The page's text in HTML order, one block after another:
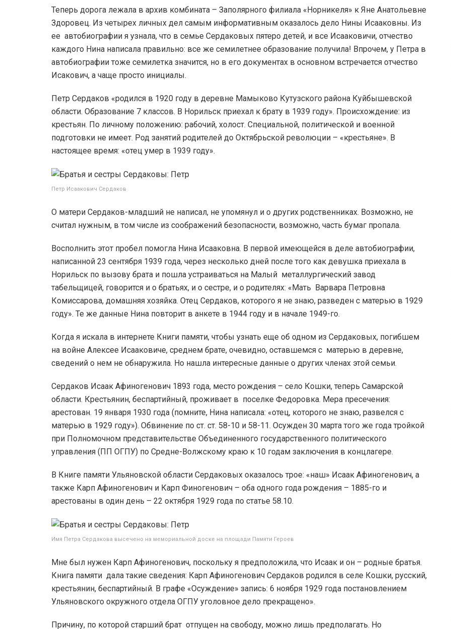
Теперь дорога лежала в архив комбината – Заполярного филиала «Норникеля» к Яне Анатольевне
Здоровец. Из четырех личных дел самым информативным оказалось дело Нины Исааковны. Из
ее автобиографии я узнала, что в семье Сердаковых пятеро детей, и все Исааковичи, отчество
каждого Нина написала правильно: все же семилетнее образование получила! Впрочем, у Петра в
автобиографии тоже семилетка значится, но в его документах в основном встречается отчество
Исакович, а чаще просто инициалы.
Петр Сердаков «родился в 1920 году в деревне Мамыково Кутузского района Куйбышевской
области. Образование 7 классов. В Норильск приехал к брату в 1939 году». Происхождение: из
крестьян. По личному положению: рабочий, холост. Специальной, политической и военной
подготовки не имеет. Род занятий родителей до Октябрьской революции – «крестьяне». В
настоящее время: «отец умер в 1939 году».
Петр Исаакович Сердаков
О матери Сердаков-младший не написал, не упомянул и о других родственниках. Возможно, не
считал нужным, в том числе из соображений безопасности, возможно, часть бумаг пропала.
Восполнить этот пробел помогла Нина Исааковна. В первой имеющейся в деле автобиографии,
написанной 23 сентября 1939 года, через несколько дней после того как девушка приехала в
Норильск по вызову брата и пошла устраиваться на Малый металлургический завод
табельщицей, говорится и о братьях, и о сестре, и о родителях: «Мать Варвара Петровна
Комиссарова, домашняя хозяйка. Отец Сердаков, которого я не знаю, разведен с матерью в 1929
году». Те же данные Нина повторит в анкете в 1944 году и в начале 1949-го.
Когда я искала в интернете Книги памяти, чтобы узнать еще об одном из Сердаковых, погибшем
на войне Алексее Исааковиче, среднем брате, очевидно, оставшемся с матерью в деревне,
сведений о нем не обнаружила. Но нашла интересные данные о других членах этой семьи.
Сердаков Исаак Афиногенович 1893 года, место рождения – село Кошки, теперь Самарской
области. Крестьянин, беспартийный, проживает в поселке Федоровка. Мера пресечения:
арестован. 19 января 1930 года (помните, Нина написала: «отец, которого не знаю, развелся с
матерью в 1929 году»). Обвинение по ст. ст. 58-10 и 58-11. Осужден 30 марта того же года тройкой
при Полномочном представительстве Объединенного государственного политического
управления (ПП ОГПУ) по Средне-Волжскому краю к 10 годам заключения в концлагере.
В Книге памяти Ульяновской области Сердаковых оказалось трое: «наш» Исаак Афиногенович, а
также Карп Афиногенович и Карп Финогенович – оба одного года рождения – 1885-го и
арестованы в один день – 22 октября 1929 года по статье 58.10.
Имя Петра Сердакова высечено на мемориальной доске на площади Памяти Героев
Мне был нужен Карп Афиногенович, поскольку я предположила, что Исаак и он – родные братья.
Книга памяти дала такие сведения: Карп Афиногенович Сердаков родился в селе Кошки, русский,
крестьянин, беспартийный. В графе «Осуждение» запись: 6 ноября 1929 года постановлением
Ульяновского окружного отдела ОГПУ уголовное дело прекращено».
Причину, по которой старший брат отпущен на свободу, можно лишь предполагать. Но